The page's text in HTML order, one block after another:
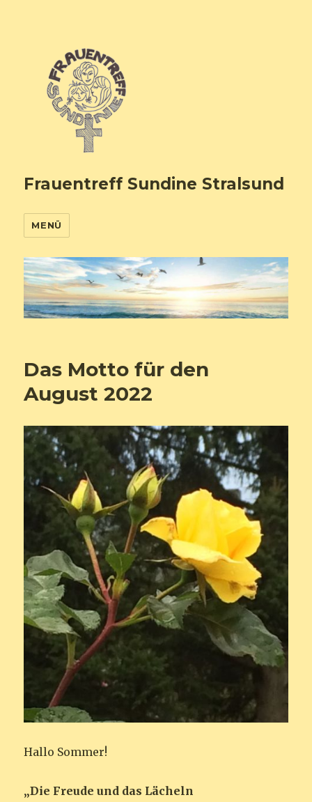
Frauentreff Sundine Stralsund
MENÜ
Das Motto für den
August 2022
Hallo Sommer!
„Die Freude und das Lächeln